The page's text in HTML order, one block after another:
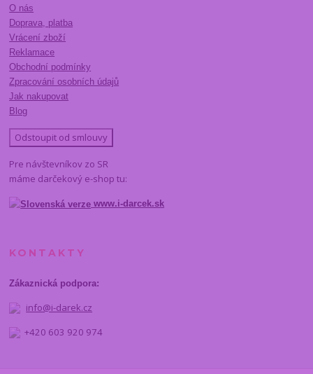
O nás
Doprava, platba
Vrácení zboží
Reklamace
Obchodní podmínky
Zpracování osobních údajů
Jak nakupovat
Blog
Odstoupit od smlouvy
Pre návštevníkov zo SR
máme darčekový e-shop tu:
www.i-darcek.sk
KONTAKTY
Zákaznická podpora:
info@i-darek.cz
+420 603 920 974